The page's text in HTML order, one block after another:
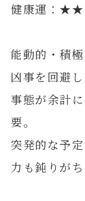
健康運：★★
能動的・積
凶事を回避
事態が余計
要。
突発的な予
力も鈍りがち